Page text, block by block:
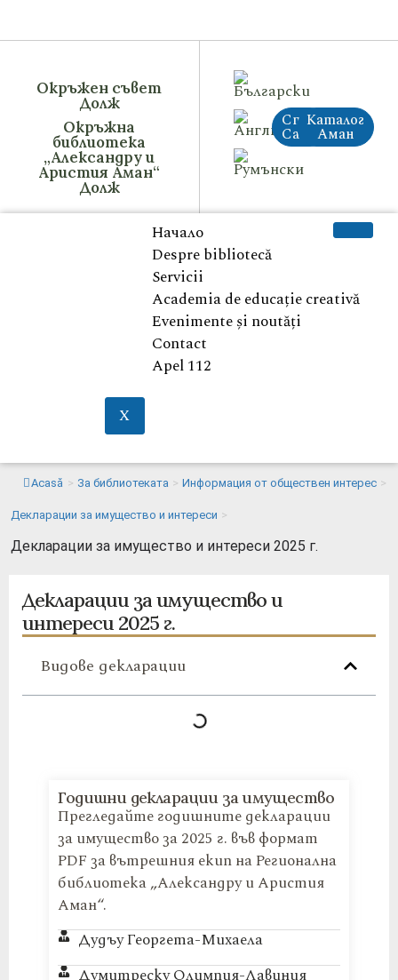
Окръжен съвет
Долж
Окръжна
библиотека
„Александру и
Аристия Аман“
Долж
Стар
Сайт
Каталог
Аман
Начало
Despre bibliotecă
Servicii
Academia de educație creativă
Evenimente și noutăți
Contact
Apel 112
X
Acasă > За библиотеката > Информация от обществен интерес >
Декларации за имущество и интереси >
Декларации за имущество и интереси 2025 г.
Декларации за имущество и
интереси 2025 г.
Видове декларации
Годишни декларации за имущество
Прегледайте годишните декларации
за имущество за 2025 г. във формат
PDF за вътрешния екип на Регионална
библиотека „Александру и Аристия
Аман“.
Дудъу Георгета-Михаела